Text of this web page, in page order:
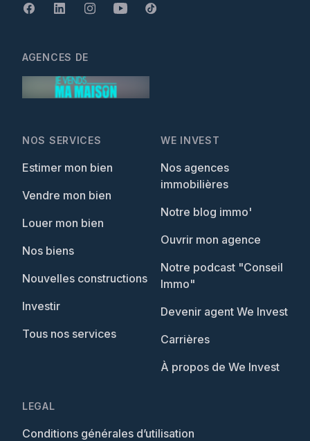
NOS SERVICES
Estimer mon bien
Vendre mon bien
Louer mon bien
Nos biens
Nouvelles constructions
Investir
Tous nos services
WE INVEST
Nos agences
immobilières
Notre blog immo'
Ouvrir mon agence
Notre podcast "Conseil
Immo"
Devenir agent We Invest
Carrières
À propos de We Invest
LEGAL
Conditions générales d’utilisation
AGENCES DE